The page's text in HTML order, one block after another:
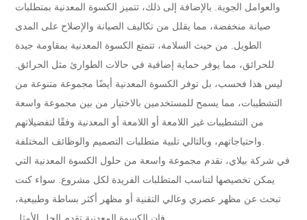
والعوامل الجوية. بالإضافة إلى ذلك، تتميز الكسوة المعدنية بمتطلبات
صيانة منخفضة، مما يقلل من تكاليف الصيانة والإصلاح على المدى
الطويل. من حيث السلامة، تتمتع الكسوة المعدنية بمقاومة جيدة
للحرائق، مما يوفر حماية إضافية في حالات الطوارئ مثل الحرائق.
ليس هذا فحسب، بل توفر الكسوة المعدنية أيضًا مجموعة متنوعة من
التشطيبات، مما يسمح للمستخدمين بالاختيار من بين مجموعة واسعة
من التشطيبات غير اللامعة أو اللامعة أو المعدنية وفقًا لتفضيلاتهم
في شركة بيلاي، نقدم مجموعة واسعة من حلول الكسوة المعدنية التي
يمكن تخصيصها لتناسب المتطلبات الفريدة لكل مشروع. سواء كنت
تبحث عن مظهر عصري وعالي التقنية أو مظهر أكثر بساطة وطبيعية،